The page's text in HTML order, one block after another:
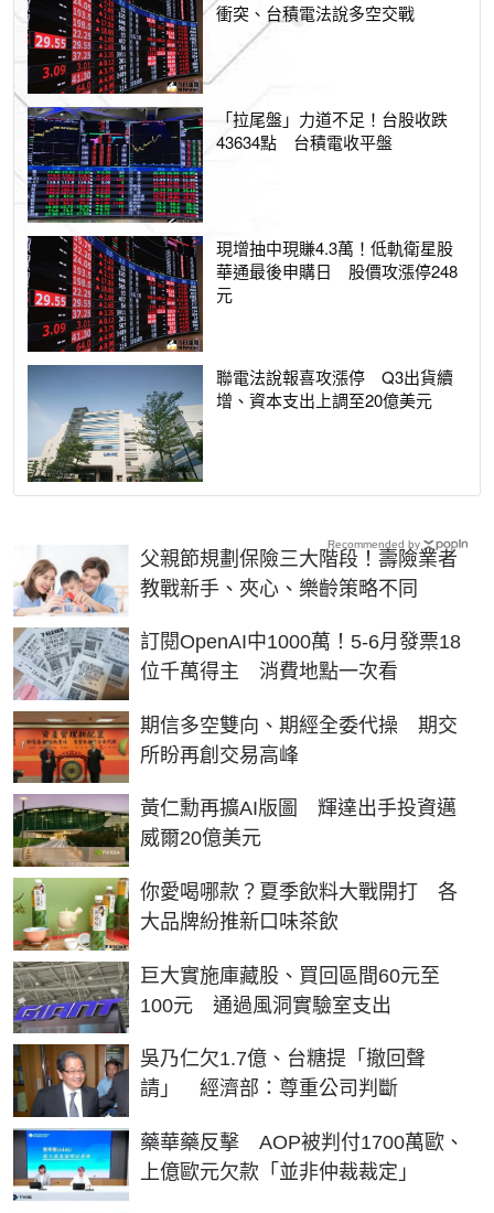
衝突、台積電法說多空交戰
「拉尾盤」力道不足！台股收跌
43634點 台積電收平盤
現增抽中現賺4.3萬！低軌衛星股
華通最後申購日 股價攻漲停248
元
聯電法說報喜攻漲停 Q3出貨續
增、資本支出上調至20億美元
父親節規劃保險三大階段！壽險業者
教戰新手、夾心、樂齡策略不同
訂閱OpenAI中1000萬！5-6月發票18
位千萬得主 消費地點一次看
期信多空雙向、期經全委代操 期交
所盼再創交易高峰
黃仁勳再擴AI版圖 輝達出手投資邁
威爾20億美元
你愛喝哪款？夏季飲料大戰開打 各
大品牌紛推新口味茶飲
巨大實施庫藏股、買回區間60元至
100元 通過風洞實驗室支出
吳乃仁欠1.7億、台糖提「撤回聲
請」 經濟部：尊重公司判斷
藥華藥反擊 AOP被判付1700萬歐、
上億歐元欠款「並非仲裁裁定」
Recommended by